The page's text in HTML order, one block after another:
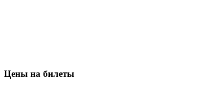
Цены на билеты